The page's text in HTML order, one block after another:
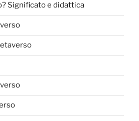
Significato e didattica